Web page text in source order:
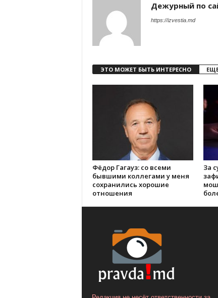
Дежурный по
https://izvestia.md
ЭТО МОЖЕТ БЫТЬ ИНТЕРЕСНО
Фёдор Гагауз: со всеми
бывшими коллегами у меня
сохранились хорошие
отношения
За